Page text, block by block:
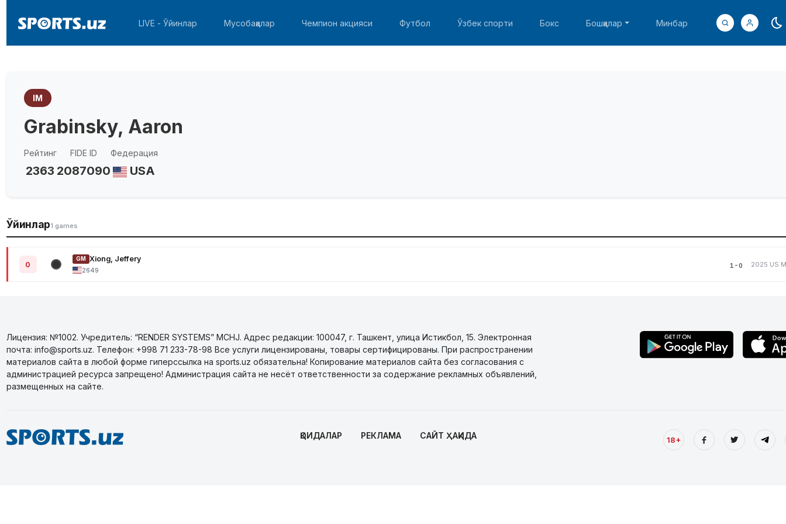
LIVE - Ўйинлар Мусобақалар Чемпион акцияси Футбол Ўзбек спорти Бокс Бошқалар Минбар
IM
Grabinsky, Aaron
Рейтинг
2363
FIDE ID
2087090
Федерация
USA
Ўйинлар1 games
0
GM Xiong, Jeffery
2649
1-0 2025 US
Лицензия: №1002. Учредитель: “RENDER SYSTEMS” MCHJ. Адрес редакции: 100047, г. Ташкент, улица Истикбол, 15. Электронная
почта: info@sports.uz. Телефон: +998 71 233-78-98 Все услуги лицензированы, товары сертифицированы. При распространении
материалов сайта в любой форме гиперссылка на sports.uz обязательна! Копирование материалов сайта без согласования с
администрацией ресурса запрещено! Администрация сайта не несёт ответственности за содержание рекламных объявлений,
размещенных на сайте.
ҚОИДАЛАР РЕКЛАМА САЙТ ҲАҚИДА 18+